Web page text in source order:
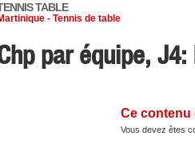
TABLE
- Tennis de table
par équipe,
Ce contenu
Vous devez êtes